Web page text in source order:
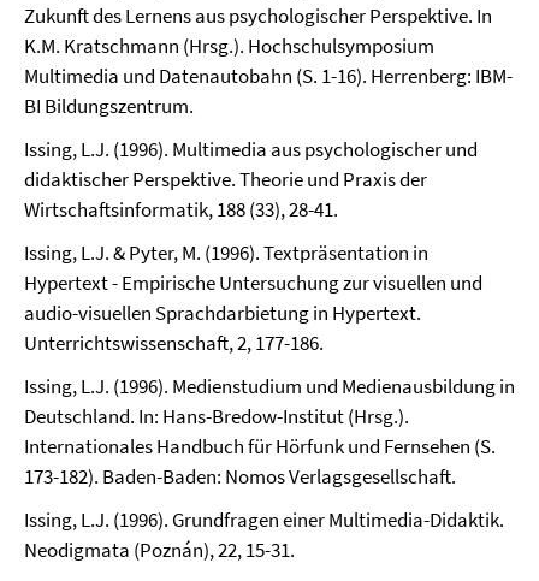
Zukunft des Lernens aus psychologischer Perspektive. In
K.M. Kratschmann (Hrsg.). Hochschulsymposium
Multimedia und Datenautobahn (S. 1-16). Herrenberg: IBM-
BI Bildungszentrum.
Issing, L.J. (1996). Multimedia aus psychologischer und
didaktischer Perspektive. Theorie und Praxis der
Wirtschaftsinformatik, 188 (33), 28-41.
Issing, L.J. & Pyter, M. (1996). Textpräsentation in
Hypertext - Empirische Untersuchung zur visuellen und
audio-visuellen Sprachdarbietung in Hypertext.
Unterrichtswissenschaft, 2, 177-186.
Issing, L.J. (1996). Medienstudium und Medienausbildung in
Deutschland. In: Hans-Bredow-Institut (Hrsg.).
Internationales Handbuch für Hörfunk und Fernsehen (S.
173-182). Baden-Baden: Nomos Verlagsgesellschaft.
Issing, L.J. (1996). Grundfragen einer Multimedia-Didaktik.
Neodigmata (Poznán), 22, 15-31.